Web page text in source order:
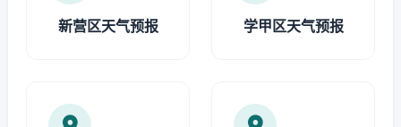
新营区天气预报 学甲区天气预报